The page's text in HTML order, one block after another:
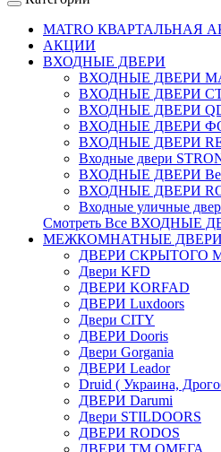
MATRO КВАРТАЛЬНАЯ
АКЦИИ
ВХОДНЫЕ ДВЕРИ
ВХОДНЫЕ ДВЕРИ
ВХОДНЫЕ ДВЕРИ
ВХОДНЫЕ ДВЕРИ
ВХОДНЫЕ ДВЕРИ
ВХОДНЫЕ ДВЕРИ
Входные двери
ВХОДНЫЕ ДВЕРИ
ВХОДНЫЕ ДВЕРИ
Входные уличные
Смотреть Все ВХОДНЫЕ
МЕЖКОМНАТНЫЕ ДВЕРИ
ДВЕРИ СКРЫТОГО
Двери KFD
ДВЕРИ KORFAD
ДВЕРИ Luxdoors
Двери CITY
ДВЕРИ Dooris
Двери Gorgania
ДВЕРИ Leador
Druid ( Украина,
ДВЕРИ Darumi
Двери STILDOORS
ДВЕРИ RODOS